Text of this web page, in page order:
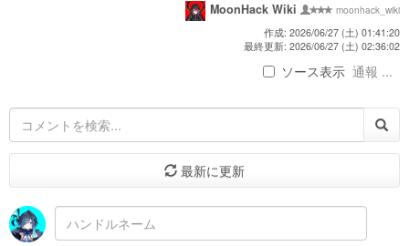
MoonHack Wiki
moonhack_wiki
作成: 2026/06/27 (土) 01:41:20
最終更新: 2026/06/27 (土) 02:36:02
ソース表示 通報 ...
最新に更新